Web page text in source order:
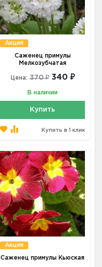
Акция
Саженец примулы
Мелкозубчатая
Цена: 370 ₽ 340 ₽
В наличии
Купить
Купить в 1 клик
Акция
Саженец примулы Кьюская